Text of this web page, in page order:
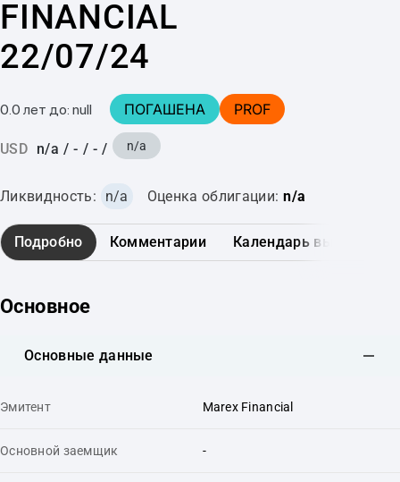
FINANCIAL
22/07/24
0.0 лет до: null ПОГАШЕНА PROF
USD n/a / - / - / n/a
Ликвидность: n/a Оценка облигации: n/a
Подробно Комментарии Календарь выплат
Основное
Основные данные
Эмитент Marex Financial
Основной заемщик -